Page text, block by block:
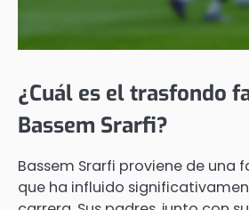
¿Cuál es el trasfondo
Bassem Srarfi?
Bassem Srarfi proviene de una
que ha influido